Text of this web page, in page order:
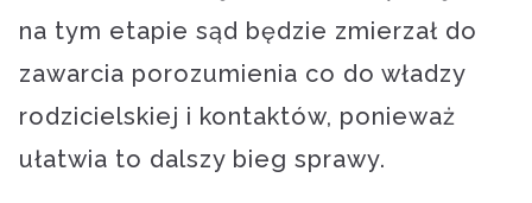
na tym etapie sąd będzie zmierzał do
zawarcia porozumienia co do władzy
rodzicielskiej i kontaktów, ponieważ
ułatwia to dalszy bieg sprawy.